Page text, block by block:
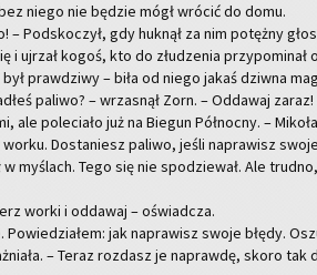
niego nie bę­dzie mógł wró­cić do domu.
– Pod­sko­czył, gdy huk­nął za nim po­tęż­ny
i uj­rzał kogoś, kto do złu­dze­nia
był praw­dzi­wy – biła od niego jakaś dziw­na
pa­li­wo? – wrza­snął Zorn. – Od­da­waj zaraz!
ale po­le­cia­ło już na Bie­gun Pół­noc­ny. –
worku. Do­sta­niesz pa­li­wo, jeśli na­pra­wisz
w my­ślach. Tego się nie spo­dzie­wał. Ale
worki i od­da­waj – oświad­cza.
Po­wie­dzia­łem: jak na­pra­wisz swoje błędy.
– Teraz roz­dasz je na­praw­dę, skoro